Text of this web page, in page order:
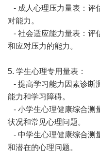
- 成人心理压力量表：评
对能力。
- 社会适应能力量表：评
和应对压力的能力。
5. 学生心理专用量表：
- 提高学习能力因素诊断
能力和学习障碍。
- 小学生心理健康综合测
状况和常见心理问题。
- 中学生心理健康综合测
和潜在的心理问题。